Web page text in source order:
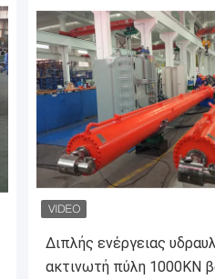
Διπλής ενέργειας
ακτινωτή πύλη 1000KN